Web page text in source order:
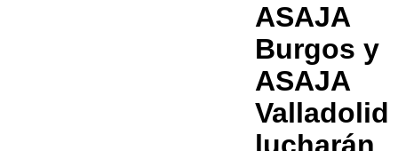
ASAJA
Burgos y
ASAJA
Valladolid